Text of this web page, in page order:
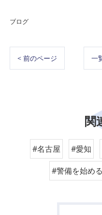
ブログ
< 前のページ 一
関
#名古屋 #愛知
#警備を始め